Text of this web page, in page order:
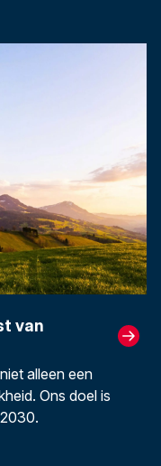
van
alleen een
Ons doel is